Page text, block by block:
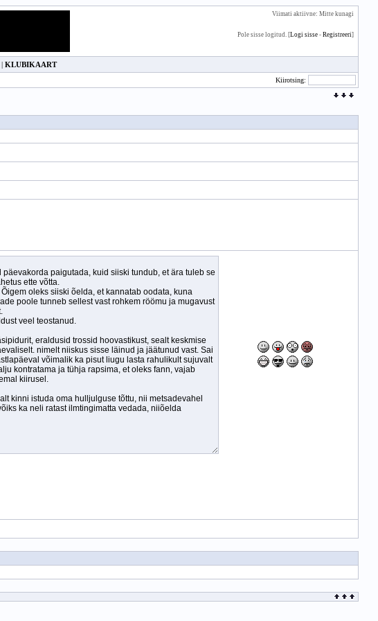
Viimati aktiivne: Mitte kunagi
Pole sisse logitud. [Logi sisse - Registreeri]
| KLUBIKAART
Kiirotsing: